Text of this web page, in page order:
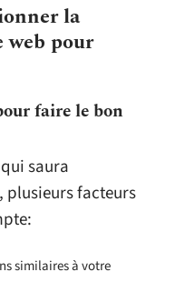
la
web pour
faire le bon
saura
plusieurs facteurs
similaires à votre